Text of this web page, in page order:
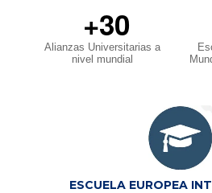
+30
Alianzas Universitarias a
nivel mundial
ESCUELA EUROPEA